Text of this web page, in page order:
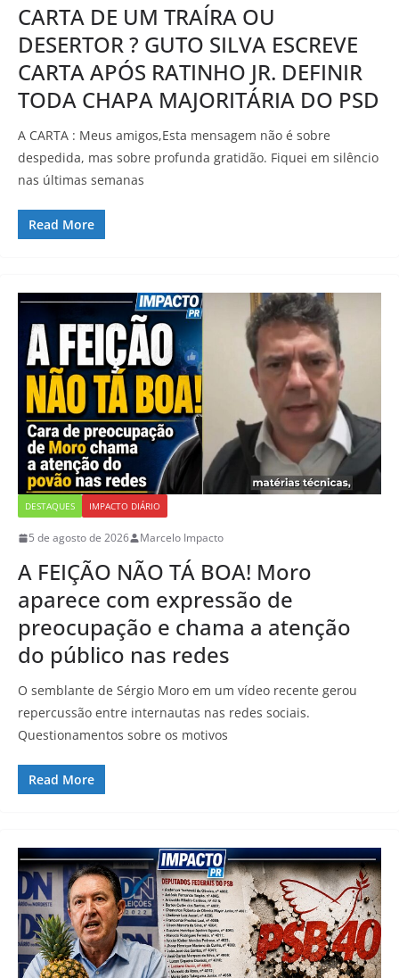
CARTA DE UM TRAÍRA OU
DESERTOR ? GUTO SILVA ESCREVE
CARTA APÓS RATINHO JR. DEFINIR
TODA CHAPA MAJORITÁRIA DO PSD
A CARTA : Meus amigos,Esta mensagem não é sobre
despedida, mas sobre profunda gratidão. Fiquei em silêncio
nas últimas semanas
Read More
DESTAQUES IMPACTO DIÁRIO
5 de agosto de 2026 Marcelo Impacto
A FEIÇÃO NÃO TÁ BOA! Moro
aparece com expressão de
preocupação e chama a atenção
do público nas redes
O semblante de Sérgio Moro em um vídeo recente gerou
repercussão entre internautas nas redes sociais.
Questionamentos sobre os motivos
Read More